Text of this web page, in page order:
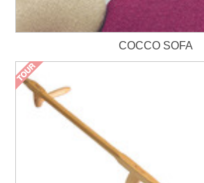
COCCO SOFA